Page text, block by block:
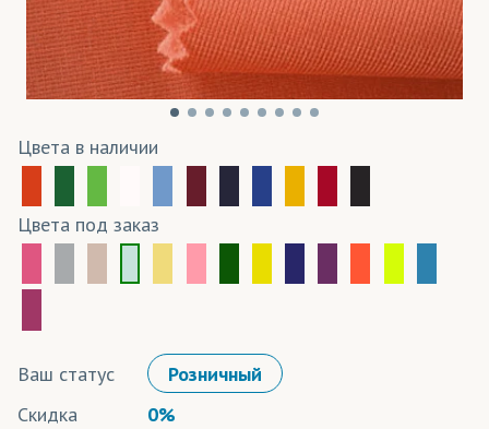
Цвета в наличии
Цвета под заказ
Ваш статус
Розничный
Скидка
0%